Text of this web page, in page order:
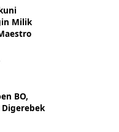
Milik
BO,